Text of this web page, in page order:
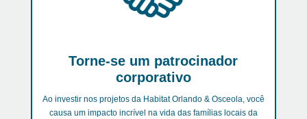
Torne-se um patrocinador
corporativo
Ao investir nos projetos da Habitat Orlando & Osceola, você
causa um impacto incrível na vida das famílias locais da